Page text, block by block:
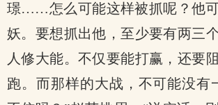
璟……怎么可能这样被抓呢？他
妖。要想抓出他，至少要有两三
人修大能。不仅要能打赢，还要
跑。而那样的大战，不可能没有